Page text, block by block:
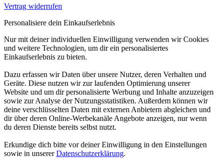
Vertrag widerrufen
Personalisiere dein Einkaufserlebnis
Nur mit deiner individuellen Einwilligung verwenden wir Cookies
und weitere Technologien, um dir ein personalisiertes
Einkaufserlebnis zu bieten.
Dazu erfassen wir Daten über unsere Nutzer, deren Verhalten und
Geräte. Diese nutzen wir zur laufenden Optimierung unserer
Website und um dir personalisierte Werbung und Inhalte anzuzeigen
sowie zur Analyse der Nutzungsstatistiken. Außerdem können wir
deine verschlüsselten Daten mit externen Anbietern abgleichen und
dir über deren Online-Werbekanäle Angebote anzeigen, nur wenn
du deren Dienste bereits selbst nutzt.
Erkundige dich bitte vor deiner Einwilligung in den Einstellungen
sowie in unsererDatenschutzerklärung.